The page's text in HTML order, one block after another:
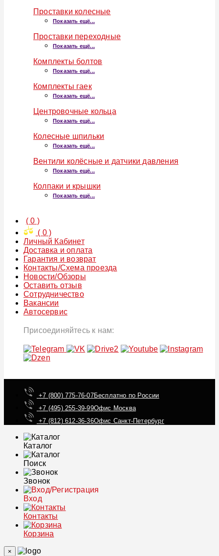
Проставки колесные
Показать ещё...
Проставки переходные
Показать ещё...
Комплекты болтов
Показать ещё...
Комплекты гаек
Показать ещё...
Центровочные кольца
Показать ещё...
Колесные шпильки
Показать ещё...
Вентили колёсные и датчики давления
Показать ещё...
Колпаки и крышки
Показать ещё...
(0 )
( 0)
Личный Кабинет
Доставка и оплата
Гарантия и возврат
Контакты/Схема проезда
Новости/Обзоры
Оставить отзыв
Сотрудничество
Вакансии
Автосервис
Присоединяйтесь к нам:
+7 (800) 775-76-07Бесплатно по России
+7 (495) 255-39-99Офис Москва
+7 (812) 612-36-36Офис Санкт-Петербург
Каталог
Поиск
Звонок
Вход
Контакты
Корзина
×